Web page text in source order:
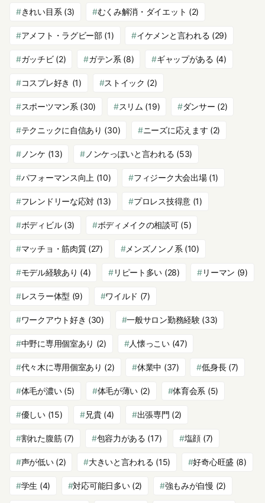
きれい目系 (3) むくみ解消・ダイエット (2)
アメフト・ラグビー部(1) イケメンと言われる (29)
ガッチビ(2) ガテン系 (8) ギャップがある (4)
コスプレ好き (1) ストイック (2)
スポーツマン系 (30) スリム (19) ダンサー (2)
テクニックに自信あり (30) ニーズに応えます (2)
ノンケ (13) ノンケっぽいと言われる (53)
パフォーマンス向上 (10) フィジーク大会出場(1)
フレンドリーな応対 (13) プロレス技得意(1)
ボディビル(3) ボディメイクの相談可(5)
マッチョ・筋肉質(27) メンズノンノ系 (10)
モデル経験あり (4) リピート多い (28) リーマン (9)
レスラー体型 (9) ワイルド (7)
ワークアウト好き (30) 一般サロン勤務経験(33)
中野に専用個室あり (2) 人懐っこい(47)
代々木に専用個室あり (2) 休業中 (37) 低身長(7)
体毛が濃い(5) 体毛が薄い (2) 体育会系 (5)
優しい(15) 兄貴(4) 出張専門 (2)
割れた腹筋(7) 包容力がある (17) 塩顔 (7)
声が低い(2) 大きいと言われる (15) 好奇心旺盛 (8)
学生 (4) 対応可能日多い(2) 強もみが自慢 (2)